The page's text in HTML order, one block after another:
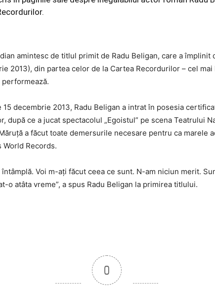
amintesc de titlul primit de Radu Beligan, care a împlinit
2013), din partea celor de la Cartea Recordurilor – cel
performează.
15 decembrie 2013, Radu Beligan a intrat în posesia
după ce a jucat spectacolul „Egoistul” pe scena Teatrului
a făcut toate demersurile necesare pentru ca marele
World Records.
întâmplă. Voi m-aţi făcut ceea ce sunt. N-am niciun merit.
o atâta vreme”, a spus Radu Beligan la primirea titlului.
0